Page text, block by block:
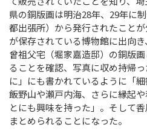
県の銅版画は明治28年、29年に
都出張所）から発行されたことが
が保存されている博物館に出向
曾祖父宅（堀家嘉造邸）の銅版
ることを確認、写真に収め持帰
に」にも書かれているように「細
飯野山や瀬戸内海、さらに縁起
とにも興味を持った」。そして
まとめられることになった。